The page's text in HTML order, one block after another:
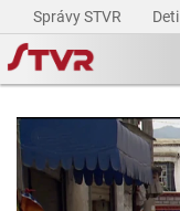
Správy STVR Deti